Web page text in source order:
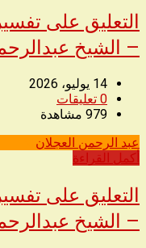
التعليق على
– الشيخ
14 يوليو، 2026
0 تعليقات
979 مشاهدة
عبد الرحمن العجلان
أكمل القراءة
التعليق على
– الشيخ